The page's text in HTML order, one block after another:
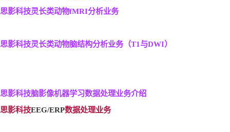
思影科技灵长类动物fMRI分析业务
思影科技灵长类动物脑结构分析业务（T1与DWI）
思影科技脑影像机器学习数据处理业务介绍
思影科技EEG/ERP数据处理业务